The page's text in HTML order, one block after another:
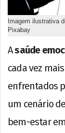
Imagem ilustrativa
Pixabay
Asaúde
cada vez
enfrentados
um cenário
bem-estar